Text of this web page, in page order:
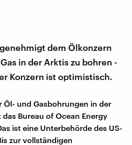
dem Ölkonzern
in der Arktis zu bohren -
Konzern ist optimistisch.
Öl- und Gasbohrungen in der
Bureau of Ocean Energy
ist eine Unterbehörde des US-
zur vollständigen